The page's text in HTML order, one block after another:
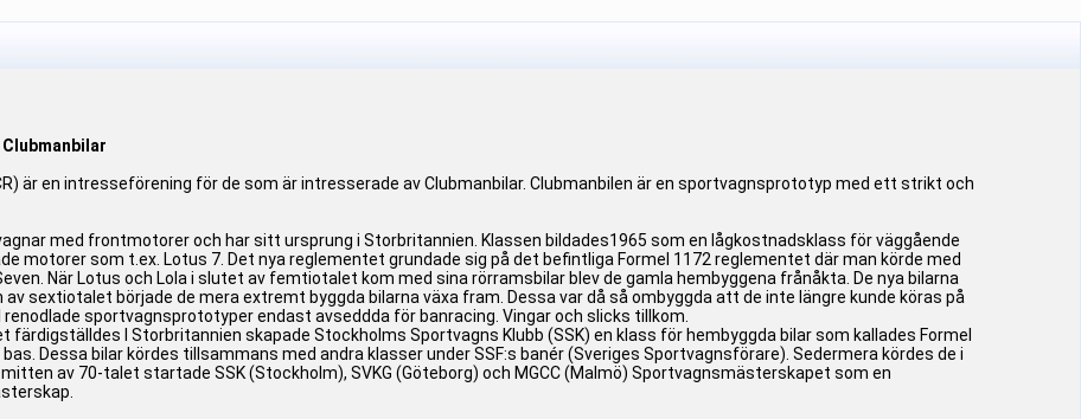
är en intresseförening för de som är intresserade av Clubmanbilar. Clubmanbilen är en sportvagnsprototyp med ett strikt och
med frontmotorer och har sitt ursprung i Storbritannien. Klassen bildades1965 som en lågkostnadsklass för väggående
motorer som t.ex. Lotus 7. Det nya reglementet grundade sig på det befintliga Formel 1172 reglementet där man körde med
När Lotus och Lola i slutet av femtiotalet kom med sina rörramsbilar blev de gamla hembyggena frånåkta. De nya bilarna
sextiotalet började de mera extremt byggda bilarna växa fram. Dessa var då så ombyggda att de inte längre kunde köras på
sportvagnsprototyper endast avseddda för banracing. Vingar och slicks tillkom.
I Storbritannien skapade Stockholms Sportvagns Klubb (SSK) en klass för hembyggda bilar som kallades Formel
Dessa bilar kördes tillsammans med andra klasser under SSF:s banér (Sveriges Sportvagnsförare). Sedermera kördes de i
av 70-talet startade SSK (Stockholm), SVKG (Göteborg) och MGCC (Malmö) Sportvagnsmästerskapet som en